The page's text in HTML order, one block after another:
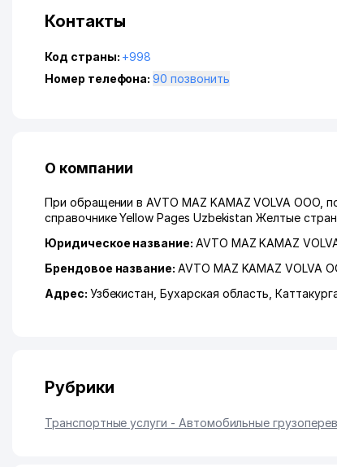
Контакты
Код страны: +998
Номер телефона:
90 позвонить
О компании
При обращении в AVTO MAZ KAMAZ VOLVA ООО,
справочнике Yellow Pages Uzbekistan Желтые
Юридическое название: AVTO MAZ KAMAZ
Брендовое название: AVTO MAZ KAMAZ VOLVA
Адрес: Узбекистан,Бухарская область ,
Рубрики
Транспортные услуги - Автомобильные